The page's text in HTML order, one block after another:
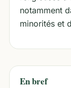
notamment
minorités et
En bref